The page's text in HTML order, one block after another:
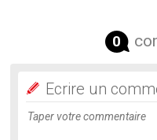
0
Ecrire un